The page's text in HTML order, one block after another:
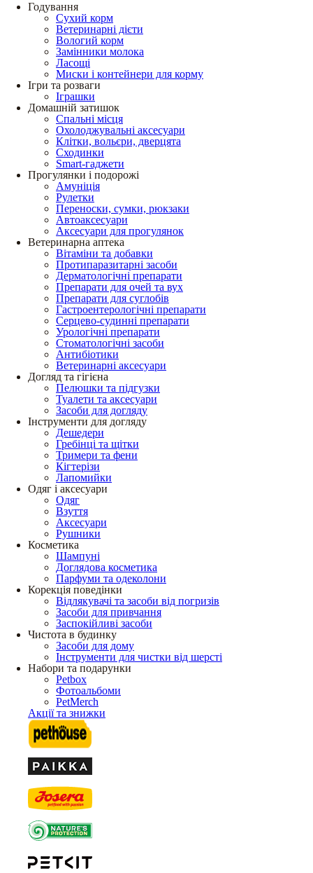
Годування
Сухий корм
Ветеринарні дієти
Вологий корм
Замінники молока
Ласощі
Миски і контейнери для корму
Ігри та розваги
Іграшки
Домашній затишок
Спальні місця
Охолоджувальні аксесуари
Клітки, вольєри, дверцята
Сходинки
Smart-гаджети
Прогулянки і подорожі
Амуніція
Рулетки
Переноски, сумки, рюкзаки
Автоаксесуари
Аксесуари для прогулянок
Ветеринарна аптека
Вітаміни та добавки
Протипаразитарні засоби
Дерматологічні препарати
Препарати для очей та вух
Препарати для суглобів
Гастроентерологічні препарати
Серцево-судинні препарати
Урологічні препарати
Стоматологічні засоби
Антибіотики
Ветеринарні аксесуари
Догляд та гігієна
Пелюшки та підгузки
Туалети та аксесуари
Засоби для догляду
Інструменти для догляду
Дешедери
Гребінці та щітки
Тримери та фени
Кігтерізи
Лапомийки
Одяг і аксесуари
Одяг
Взуття
Аксесуари
Рушники
Косметика
Шампуні
Доглядова косметика
Парфуми та одеколони
Корекція поведінки
Відлякувачі та засоби від погризів
Засоби для привчання
Заспокійливі засоби
Чистота в будинку
Засоби для дому
Інструменти для чистки від шерсті
Набори та подарунки
Petbox
Фотоальбоми
PetMerch
Акції та знижки